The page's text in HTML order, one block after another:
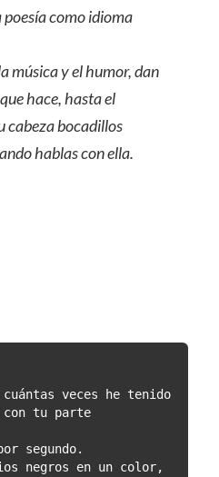
como idioma
música y el humor, dan
hace, hasta el
cabeza bocadillos
hablas con ella.
veces he tenido
con tu parte
segundo.
negros en un color,